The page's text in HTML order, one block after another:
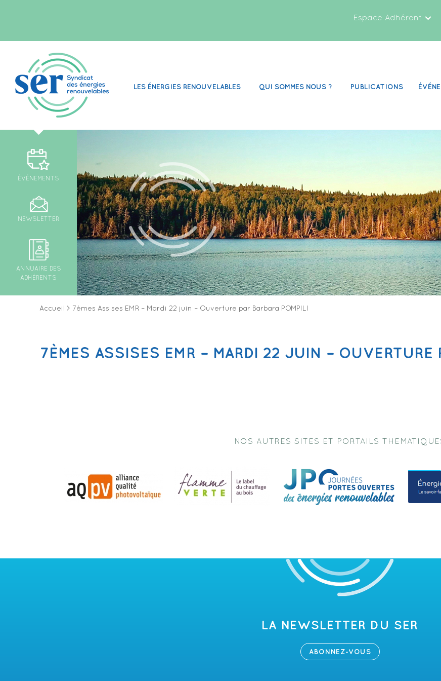
Espace Adhérent
LES ÉNERGIES RENOUVELABLES QUI SOMMES NOUS ? PUBLICATIONS
ÉVÉNEMENTS
NEWSLETTER
ANNUAIRE DES
ADHÉRENTS
Accueil > 7èmes Assises EMR – Mardi 22 juin – Ouverture par Barbara POMPILI
7ÈMES ASSISES EMR – MARDI 22 JUIN – OUVERTURE
NOS AUTRES SITES ET PORTAILS
LA NEWSLETTER DU SER
ABONNEZ-VOUS